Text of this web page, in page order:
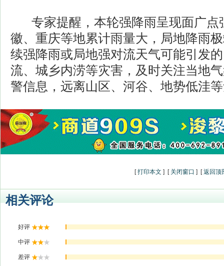
专家提醒，本轮强降雨呈现面广点
徽、重庆等地累计雨量大，局地降雨
续强降雨或局地强对流天气可能引发
流、城乡内涝等灾害，及时关注当地
警信息，远离山区、河谷、地势低洼
[打印本文 ] [ 关闭窗口 ] [返回顶
相关评论